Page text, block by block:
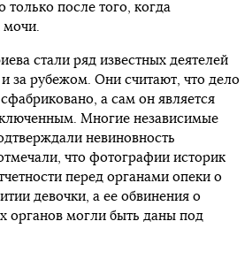
только после того, когда
мочи.
стали ряд известных деятелей
и за рубежом. Они считают, что дело
а сам он является
Многие независимые
невиновность
что фотографии историк
перед органами опеки о
девочки, а ее обвинения о
органов могли быть даны под